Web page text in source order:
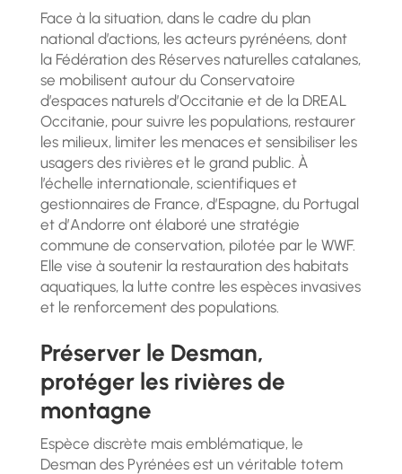
Face à la situation, dans le cadre du plan
national d’actions, les acteurs pyrénéens, dont
la Fédération des Réserves naturelles catalanes,
se mobilisent autour du Conservatoire
d’espaces naturels d’Occitanie et de la DREAL
Occitanie, pour suivre les populations, restaurer
les milieux, limiter les menaces et sensibiliser les
usagers des rivières et le grand public. À
l’échelle internationale, scientifiques et
gestionnaires de France, d’Espagne, du Portugal
et d’Andorre ont élaboré une stratégie
commune de conservation, pilotée par le WWF.
Elle vise à soutenir la restauration des habitats
aquatiques, la lutte contre les espèces invasives
et le renforcement des populations.
Préserver le Desman,
protéger les rivières de
montagne
Espèce discrète mais emblématique, le
Desman des Pyrénées est un véritable totem